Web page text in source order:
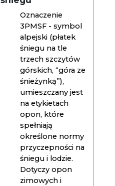
Oznaczenie
3PMSF - symbol
alpejski (płatek
śniegu na tle
trzech szczytów
górskich, “góra ze
śnieżynką”),
umieszczany jest
na etykietach
opon, które
spełniają
określone normy
przyczepności na
śniegu i lodzie.
Dotyczy opon
zimowych i